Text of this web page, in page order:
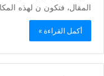
المقال، فتكون ن لهذه
أكمل القراءة »